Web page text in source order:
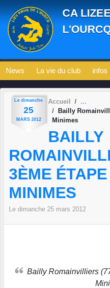
CA
News La vie du club infos
Le dimanche
25
MARS 2012
Accueil
Bailly
Minimes
BAILLY
3ÈME
MINIMES
Le dimanche 25 mars 2012
Bailly Romainvilliers (77) 3ème étape du Circuit
Panneau de gestion des cookies